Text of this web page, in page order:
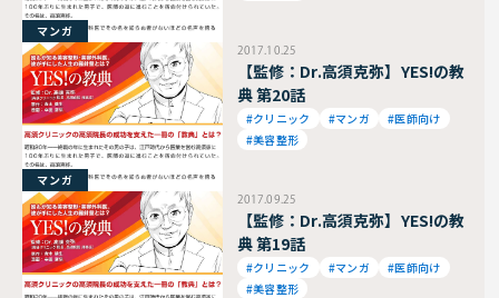
マンガ
2017.10.25
【監修：Dr.高須克弥】YES!の教
典 第20話
#クリニック #マンガ
#医師向け
#美容整形
マンガ
2017.09.25
【監修：Dr.高須克弥】YES!の教
典 第19話
#クリニック #マンガ
#医師向け
#美容整形